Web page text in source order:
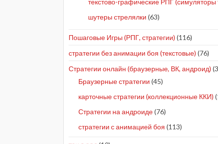
текстово-графические РПГ
шутеры стрелялки (63)
Пошаговые Игры (РПГ, стратегии) (116)
стратегии без анимации боя (текстовые) (76)
Стратегии онлайн (браузерные, ВК, андроид)
Браузерные стратегии (45)
карточные стратегии (коллекционные ККИ)
Стратегии на андроиде(76)
стратегии с анимацией боя (113)